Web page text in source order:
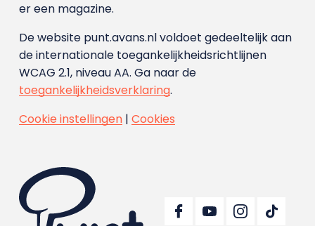
er een magazine.
De website punt.avans.nl voldoet gedeeltelijk aan
de internationale toegankelijkheidsrichtlijnen
WCAG 2.1, niveau AA. Ga naar de
toegankelijkheidsverklaring.
Cookie instellingen| Cookies